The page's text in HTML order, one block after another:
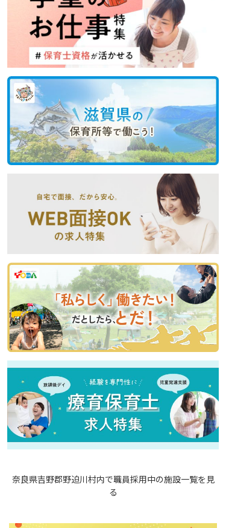
奈良県吉野郡野迫川村内で職員採用中の施設一覧を見
る